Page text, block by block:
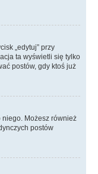
„edytuj” przy
ta wyświetli się tylko
postów, gdy ktoś już
niego. Możesz również
postów